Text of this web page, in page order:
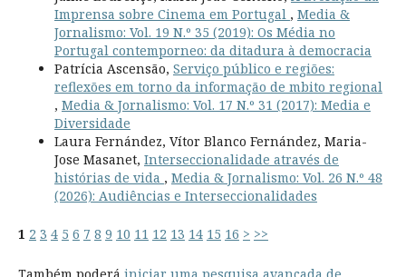
Imprensa sobre Cinema em Portugal , Media &
Jornalismo: Vol. 19 N.º 35 (2019): Os Média no
Portugal contemporneo: da ditadura à democracia
Patrícia Ascensão, Serviço público e regiões:
reflexões em torno da informação de mbito regional
, Media & Jornalismo: Vol. 17 N.º 31 (2017): Media e
Diversidade
Laura Fernández, Vítor Blanco Fernández, Maria-
Jose Masanet, Interseccionalidade através de
histórias de vida , Media & Jornalismo: Vol. 26 N.º 48
(2026): Audiências e Interseccionalidades
1 2 3 4 5 6 7 8 9 10 11 12 13 14 15 16 > >>